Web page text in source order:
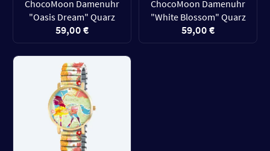
ChocoMoon Damenuhr
"Oasis Dream" Quarz
59,00 €
ChocoMoon Damenuhr
"White Blossom" Quarz
59,00 €